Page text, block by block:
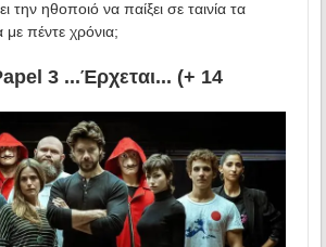
την ηθοποιό να παίξει σε ταινία τα
με πέντε χρόνια;
3 ...Έρχεται... (+ 14